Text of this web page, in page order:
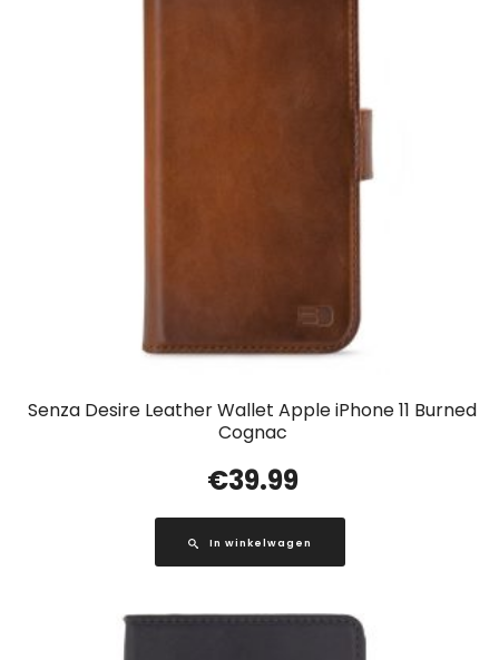
Senza Desire Leather Wallet Apple iPhone 11 Burned
Cognac
€39.99
In winkelwagen